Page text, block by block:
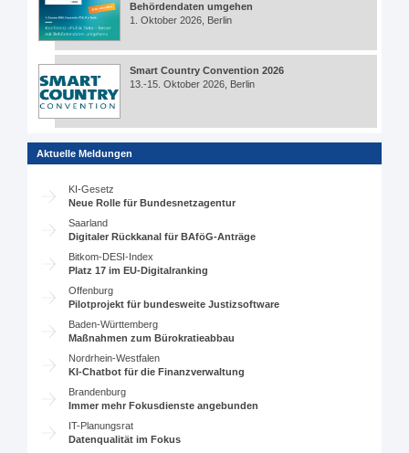
Behördendaten umgehen
1. Oktober 2026, Berlin
Smart Country Convention 2026
13.-15. Oktober 2026, Berlin
Aktuelle Meldungen
KI-Gesetz
Neue Rolle für Bundesnetzagentur
Saarland
Digitaler Rückkanal für BAföG-Anträge
Bitkom-DESI-Index
Platz 17 im EU-Digitalranking
Offenburg
Pilotprojekt für bundesweite Justizsoftware
Baden-Württemberg
Maßnahmen zum Bürokratieabbau
Nordrhein-Westfalen
KI-Chatbot für die Finanzverwaltung
Brandenburg
Immer mehr Fokusdienste angebunden
IT-Planungsrat
Datenqualität im Fokus